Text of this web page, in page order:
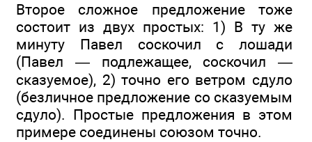
Второе сложное предложение тоже
состоит из двух простых: 1) В ту же
минуту Павел соскочил с лошади
(Павел — подлежащее, соскочил —
сказуемое), 2) точно его ветром сдуло
(безличное предложение со сказуемым
сдуло). Простые предложения в этом
примере соединены союзом точно.